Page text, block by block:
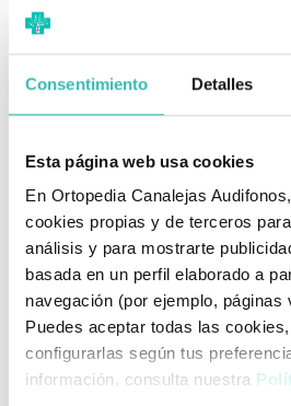
Consentimiento Detalles
Esta página web usa cookies
En Ortopedia Canalejas
cookies propias y de terceros
análisis y para mostrarte
basada en un perfil elaborado a
navegación (por ejemplo, páginas
Puedes aceptar todas las
configurarlas según tus
información, consulta nuestra
hacia dentro y fuera, ajustables en
Permite regular el centro de
ángulo de asiento de 0º a 6ºpara
óptima.
Crash Tested.La silla RubiX2 ha
pruebas de colisión conforme a ISO
como asiento seguro durante su
Dimensiones y Tallas
Anchura total: